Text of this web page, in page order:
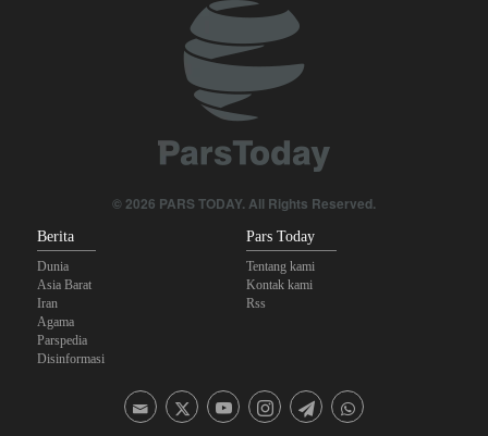
Yahya Saree: Kami Hancurkan Posisi Pasukan Bayaran Saudi
dengan Rudal Balistik dan Drone
Brigjen Akrami Nia: Artesh dalam Kondisi Siaga Penuh
Sanders: Trump Berbahaya Seret AS dalam Perang yang
© 2026 PARS TODAY. All Rights Reserved.
Berita
Dunia
Asia Barat
Iran
Agama
Parspedia
Disinformasi
Pars Today
Tentang kami
Kontak kami
Rss